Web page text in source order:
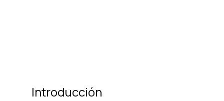
Introducción